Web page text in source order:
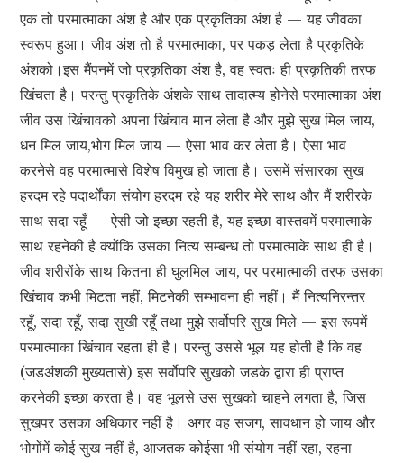
एक तो परमात्माका अंश है और एक प्रकृतिका अंश है — यह जीवका
स्वरूप हुआ। जीव अंश तो है परमात्माका, पर पकड़ लेता है प्रकृतिके
अंशको।इस मैंपनमें जो प्रकृतिका अंश है, वह स्वतः ही प्रकृतिकी तरफ
खिंचता है। परन्तु प्रकृतिके अंशके साथ तादात्म्य होनेसे परमात्माका अंश
जीव उस खिंचावको अपना खिंचाव मान लेता है और मुझे सुख मिल जाय,
धन मिल जाय,भोग मिल जाय — ऐसा भाव कर लेता है। ऐसा भाव
करनेसे वह परमात्मासे विशेष विमुख हो जाता है। उसमें संसारका सुख
हरदम रहे पदार्थोंका संयोग हरदम रहे यह शरीर मेरे साथ और मैं शरीरके
साथ सदा रहूँ — ऐसी जो इच्छा रहती है, यह इच्छा वास्तवमें परमात्माके
साथ रहनेकी है क्योंकि उसका नित्य सम्बन्ध तो परमात्माके साथ ही है।
जीव शरीरोंके साथ कितना ही घुलमिल जाय, पर परमात्माकी तरफ उसका
खिंचाव कभी मिटता नहीं, मिटनेकी सम्भावना ही नहीं। मैं नित्यनिरन्तर
रहूँ, सदा रहूँ, सदा सुखी रहूँ तथा मुझे सर्वोपरि सुख मिले — इस रूपमें
परमात्माका खिंचाव रहता ही है। परन्तु उससे भूल यह होती है कि वह
(जडअंशकी मुख्यतासे) इस सर्वोपरि सुखको जडके द्वारा ही प्राप्त
करनेकी इच्छा करता है। वह भूलसे उस सुखको चाहने लगता है, जिस
सुखपर उसका अधिकार नहीं है। अगर वह सजग, सावधान हो जाय और
भोगोंमें कोई सुख नहीं है, आजतक कोईसा भी संयोग नहीं रहा, रहना